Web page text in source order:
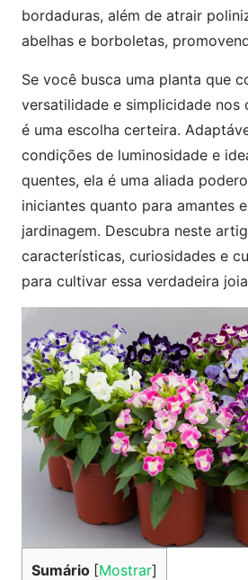
bordaduras, além de atrair
abelhas e borboletas,
Se você busca uma planta que
versatilidade e simplicidade nos
é uma escolha certeira.
condições de luminosidade e
quentes, ela é uma aliada
iniciantes quanto para amantes
jardinagem. Descubra neste
características, curiosidades e
para cultivar essa verdadeira
Sumário [Mostrar]